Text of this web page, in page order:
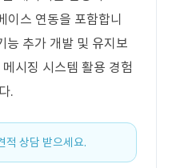
스 연동을 포함합니
능 추가 개발 및 유지보
시징 시스템 활용 경험
.
적 상담 받으세요.